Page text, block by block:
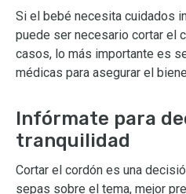
Si el bebé necesita cuidados
puede ser necesario cortar el
casos, lo más importante es
médicas para asegurar el
Infórmate para
tranquilidad
Cortar el cordón es una
sepas sobre el tema, mejor